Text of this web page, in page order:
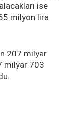
ise
milyon lira
207 milyar
milyar 703